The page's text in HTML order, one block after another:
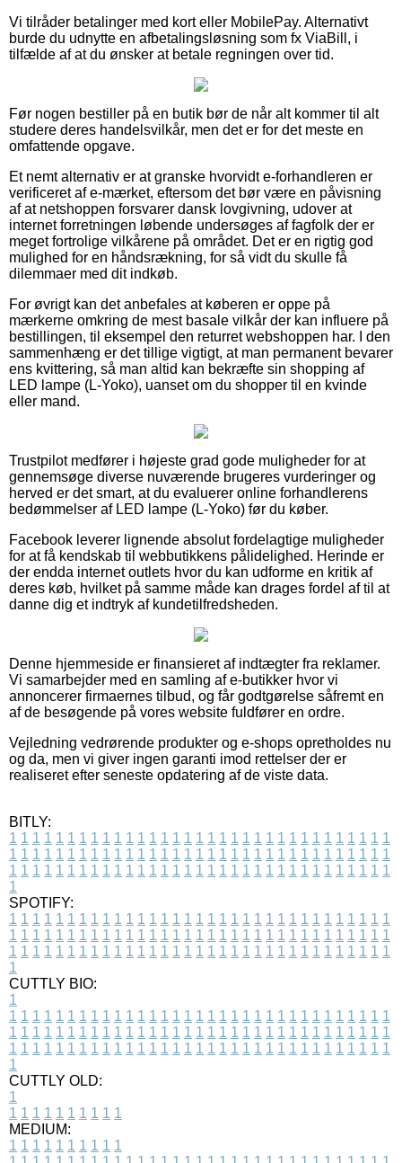
Vi tilråder betalinger med kort eller MobilePay. Alternativt
burde du udnytte en afbetalingsløsning som fx ViaBill, i
tilfælde af at du ønsker at betale regningen over tid.
Før nogen bestiller på en butik bør de når alt kommer til alt
studere deres handelsvilkår, men det er for det meste en
omfattende opgave.
Et nemt alternativ er at granske hvorvidt e-forhandleren er
verificeret af e-mærket, eftersom det bør være en påvisning
af at netshoppen forsvarer dansk lovgivning, udover at
internet forretningen løbende undersøges af fagfolk der er
meget fortrolige vilkårene på området. Det er en rigtig god
mulighed for en håndsrækning, for så vidt du skulle få
dilemmaer med dit indkøb.
For øvrigt kan det anbefales at køberen er oppe på
mærkerne omkring de mest basale vilkår der kan influere på
bestillingen, til eksempel den returret webshoppen har. I den
sammenhæng er det tillige vigtigt, at man permanent bevarer
ens kvittering, så man altid kan bekræfte sin shopping af
LED lampe (L-Yoko), uanset om du shopper til en kvinde
eller mand.
Trustpilot medfører i højeste grad gode muligheder for at
gennemsøge diverse nuværende brugeres vurderinger og
herved er det smart, at du evaluerer online forhandlerens
bedømmelser af LED lampe (L-Yoko) før du køber.
Facebook leverer lignende absolut fordelagtige muligheder
for at få kendskab til webbutikkens pålidelighed. Herinde er
der endda internet outlets hvor du kan udforme en kritik af
deres køb, hvilket på samme måde kan drages fordel af til at
danne dig et indtryk af kundetilfredsheden.
Denne hjemmeside er finansieret af indtægter fra reklamer.
Vi samarbejder med en samling af e-butikker hvor vi
annoncerer firmaernes tilbud, og får godtgørelse såfremt en
af de besøgende på vores website fuldfører en ordre.
Vejledning vedrørende produkter og e-shops opretholdes nu
og da, men vi giver ingen garanti imod rettelser der er
realiseret efter seneste opdatering af de viste data.
BITLY:
1 1 1 1 1 1 1 1 1 1 1 1 1 1 1 1 1 1 1 1 1 1 1 1 1 1 1 1 1 1 1 1 1
1 1 1 1 1 1 1 1 1 1 1 1 1 1 1 1 1 1 1 1 1 1 1 1 1 1 1 1 1 1 1 1 1
1 1 1 1 1 1 1 1 1 1 1 1 1 1 1 1 1 1 1 1 1 1 1 1 1 1 1 1 1 1 1 1 1
1
SPOTIFY:
1 1 1 1 1 1 1 1 1 1 1 1 1 1 1 1 1 1 1 1 1 1 1 1 1 1 1 1 1 1 1 1 1
1 1 1 1 1 1 1 1 1 1 1 1 1 1 1 1 1 1 1 1 1 1 1 1 1 1 1 1 1 1 1 1 1
1 1 1 1 1 1 1 1 1 1 1 1 1 1 1 1 1 1 1 1 1 1 1 1 1 1 1 1 1 1 1 1 1
1
CUTTLY BIO:
1
1 1 1 1 1 1 1 1 1 1 1 1 1 1 1 1 1 1 1 1 1 1 1 1 1 1 1 1 1 1 1 1 1
1 1 1 1 1 1 1 1 1 1 1 1 1 1 1 1 1 1 1 1 1 1 1 1 1 1 1 1 1 1 1 1 1
1 1 1 1 1 1 1 1 1 1 1 1 1 1 1 1 1 1 1 1 1 1 1 1 1 1 1 1 1 1 1 1 1
1
CUTTLY OLD:
1
1 1 1 1 1 1 1 1 1 1
MEDIUM:
1 1 1 1 1 1 1 1 1 1